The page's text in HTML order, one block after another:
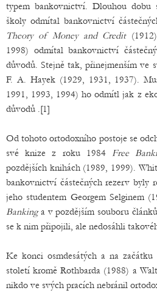
typem bankovnictví. Dlouhou dobu
školy odmítal bankovnictví
Theory of Money and Credit(1912)
1998) odmítal bankovnictví
důvodů. Stejně tak, přinejmenším ve
F. A. Hayek (1929, 1931, 1937).
1991, 1993, 1994) ho odmítl jak z
důvodů .[1]
Od tohoto ortodoxního postoje se
své knize z roku 1984 Free
pozdějších knihách (1989, 1999).
bankovnictví částečných rezerv byly
jeho studentem Georgem Selginem
Bankinga v pozdějším souboru
se k nim připojili, ale nedosáhli
Ke konci osmdesátých a na začátku
století kromě Rothbarda (1988) a
nikdo ve svých pracích nebránil